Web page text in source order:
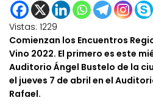
Vistas: 1229
Comienzan los Encuentros
Vino 2022. El primero es este
Auditorio Ángel Bustelo de la
el jueves 7 de abril en el
Rafael.